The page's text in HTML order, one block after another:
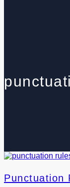
Punctuation